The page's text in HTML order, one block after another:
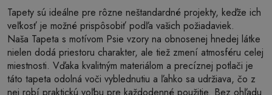
Tapety sú ideálne pre rôzne neštandardné projekty, keďže ich
veľkosť je možné prispôsobiť podľa vašich požiadaviek.
Naša Tapeta s motívom Psie vzory na obnosenej hnedej látke
nielen dodá priestoru charakter, ale tiež zmení atmosféru celej
miestnosti. Vďaka kvalitným materiálom a precíznej potlači je
táto tapeta odolná voči vyblednutiu a ľahko sa udržiava, čo z